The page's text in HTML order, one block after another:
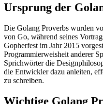
Ursprung der
Die Golang Proverbs wurden
von Go, während seines
Gopherfest im Jahr 2015
Programmierweisheit anderer
Sprichwörter die
die Entwickler dazu anleiten,
zu schreiben.
Wichtige Golang